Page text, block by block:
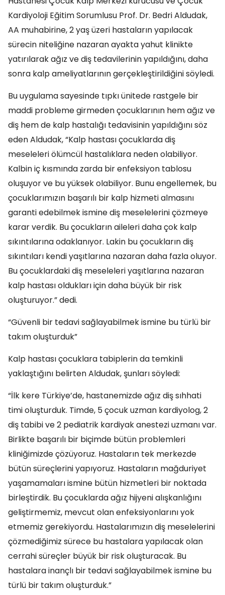
Kardiyoloji Eğitim Sorumlusu Prof. Dr. Bedri Aldudak,
AA muhabirine, 2 yaş üzeri hastaların yapılacak
sürecin niteliğine nazaran ayakta yahut klinikte
yatırılarak ağız ve diş tedavilerinin yapıldığını, daha
sonra kalp ameliyatlarının gerçekleştirildiğini söyledi.
Bu uygulama sayesinde tıpkı ünitede rastgele bir
maddi probleme girmeden çocuklarının hem ağız ve
diş hem de kalp hastalığı tedavisinin yapıldığını söz
eden Aldudak, “Kalp hastası çocuklarda diş
meseleleri ölümcül hastalıklara neden olabiliyor.
Kalbin iç kısmında zarda bir enfeksiyon tablosu
oluşuyor ve bu yüksek olabiliyor. Bunu engellemek, bu
çocuklarımızın başarılı bir kalp hizmeti almasını
garanti edebilmek ismine diş meselelerini çözmeye
karar verdik. Bu çocukların aileleri daha çok kalp
sıkıntılarına odaklanıyor. Lakin bu çocukların diş
sıkıntıları kendi yaşıtlarına nazaran daha fazla oluyor.
Bu çocuklardaki diş meseleleri yaşıtlarına nazaran
kalp hastası oldukları için daha büyük bir risk
oluşturuyor.” dedi.
“Güvenli bir tedavi sağlayabilmek ismine bu türlü bir
takım oluşturduk”
Kalp hastası çocuklara tabiplerin da temkinli
yaklaştığını belirten Aldudak, şunları söyledi:
“İlk kere Türkiye’de, hastanemizde ağız diş sıhhati
timi oluşturduk. Timde, 5 çocuk uzman kardiyolog, 2
diş tabibi ve 2 pediatrik kardiyak anestezi uzmanı var.
Birlikte başarılı bir biçimde bütün problemleri
kliniğimizde çözüyoruz. Hastaların tek merkezde
bütün süreçlerini yapıyoruz. Hastaların mağduriyet
yaşamamaları ismine bütün hizmetleri bir noktada
birleştirdik. Bu çocuklarda ağız hijyeni alışkanlığını
geliştirmemiz, mevcut olan enfeksiyonlarını yok
etmemiz gerekiyordu. Hastalarımızın diş meselelerini
çözmediğimiz sürece bu hastalara yapılacak olan
cerrahi süreçler büyük bir risk oluşturacak. Bu
hastalara inançlı bir tedavi sağlayabilmek ismine bu
türlü bir takım oluşturduk.”